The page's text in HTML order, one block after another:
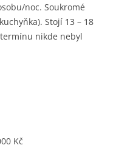
noc. Soukromé
Stojí 13 – 18
nikde nebyl
Kč